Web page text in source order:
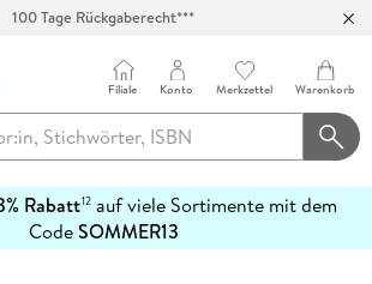
100 Tage Rückgaberecht***
Filiale Konto Merkzettel Warenkorb
Rabatt12auf viele Sortimente mit dem
CodeSOMMER13